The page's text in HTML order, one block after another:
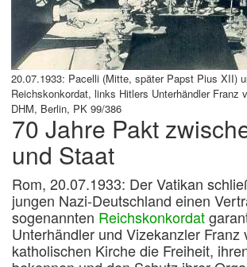
20.07.1933: Pacelli (Mitte, später Papst Pius XII)
Reichskonkordat, links Hitlers Unterhändler Franz
DHM, Berlin, PK 99/386
70 Jahre Pakt
und Staat
Rom, 20.07.1933: Der Vatikan
jungen Nazi-Deutschland einen
sogenannten Reichskonkordat
Unterhändler und Vizekanzler Franz
katholischen Kirche die Freiheit,